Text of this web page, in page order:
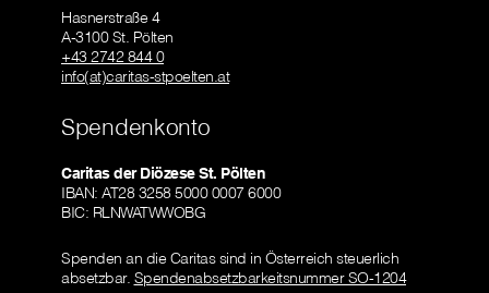
Hasnerstraße 4
A-3100 St. Pölten
+43 2742 844 0
info(at)caritas-stpoelten.at
Spendenkonto
Caritas der Diözese St. Pölten
IBAN: AT28 3258 5000 0007 6000
BIC: RLNWATWWOBG
Spenden an die Caritas sind in Österreich steuerlich
absetzbar. Spendenabsetzbarkeitsnummer SO-1204